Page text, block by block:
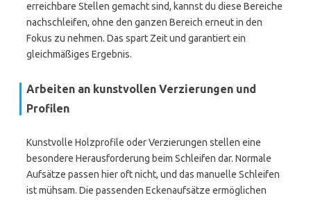
erreichbare Stellen gemacht sind, kannst du diese Bereiche
nachschleifen, ohne den ganzen Bereich erneut in den
Fokus zu nehmen. Das spart Zeit und garantiert ein
gleichmäßiges Ergebnis.
Arbeiten an kunstvollen Verzierungen und
Profilen
Kunstvolle Holzprofile oder Verzierungen stellen eine
besondere Herausforderung beim Schleifen dar. Normale
Aufsätze passen hier oft nicht, und das manuelle Schleifen
ist mühsam. Die passenden Eckenaufsätze ermöglichen